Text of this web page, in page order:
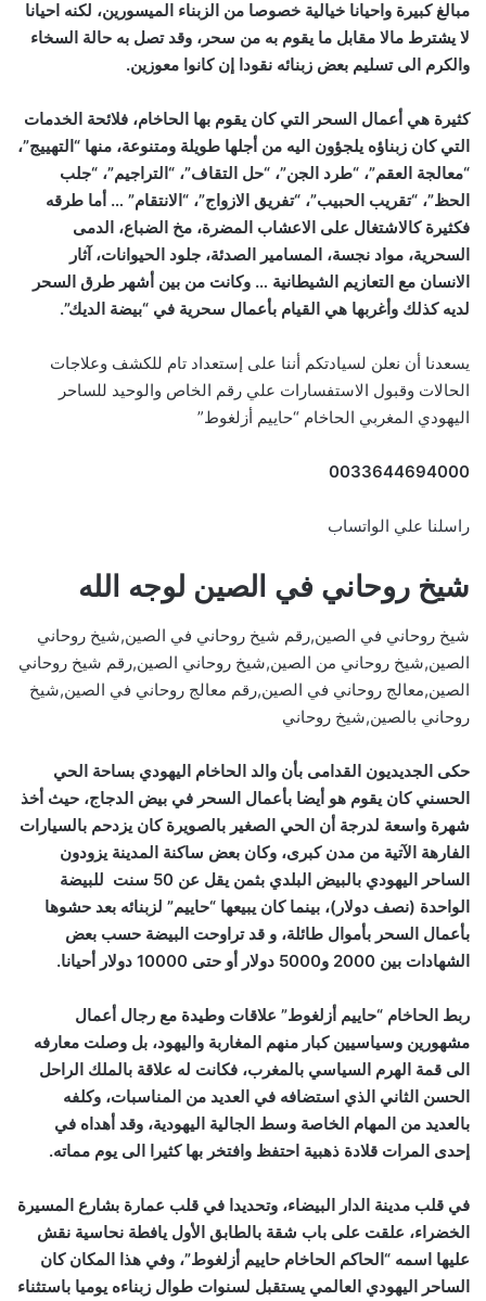
مبالغ كبيرة واحيانا خيالية خصوصا من الزبناء الميسورين، لكنه احيانا
لا يشترط مالا مقابل ما يقوم به من سحر، وقد تصل به حالة السخاء
والكرم الى تسليم بعض زبنائه نقودا إن كانوا معوزين.
كثيرة هي أعمال السحر التي كان يقوم بها الحاخام، فلائحة الخدمات
التي كان زبناؤه يلجؤون اليه من أجلها طويلة ومتنوعة، منها “التهييج”،
“معالجة العقم”، “طرد الجن”، “حل التقاف”، “التراجيم”، “جلب
الحظ”، “تقريب الحبيب”، “تفريق الازواج”، “الانتقام” … أما طرقه
فكثيرة كالاشتغال على الاعشاب المضرة، مخ الضباع، الدمى
السحرية، مواد نجسة، المسامير الصدئة، جلود الحيوانات، آثار
الانسان مع التعازيم الشيطانية … وكانت من بين أشهر طرق السحر
لديه كذلك وأغربها هي القيام بأعمال سحرية في “بيضة الديك”.
يسعدنا أن نعلن لسيادتكم أننا على إستعداد تام للكشف وعلاجات
الحالات وقبول الاستفسارات علي رقم الخاص والوحيد للساحر
اليهودي المغربي الحاخام “حاييم أزلغوط”
0033644694000
راسلنا علي الواتساب
شيخ روحاني في الصين لوجه الله
شيخ روحاني في الصين,رقم شيخ روحاني في الصين,شيخ روحاني
الصين,شيخ روحاني من الصين,شيخ روحاني الصين,رقم شيخ روحاني
الصين,معالج روحاني في الصين,رقم معالج روحاني في الصين,شيخ
روحاني بالصين,شيخ روحاني
حكى الجديديون القدامى بأن والد الحاخام اليهودي بساحة الحي
الحسني كان يقوم هو أيضا بأعمال السحر في بيض الدجاج، حيث أخذ
شهرة واسعة لدرجة أن الحي الصغير بالصويرة كان يزدحم بالسيارات
الفارهة الآتية من مدن كبرى، وكان بعض ساكنة المدينة يزودون
الساحر اليهودي بالبيض البلدي بثمن يقل عن 50 سنت للبيضة
الواحدة (نصف دولار)، بينما كان يبيعها “حاييم” لزبنائه بعد حشوها
بأعمال السحر بأموال طائلة، و قد تراوحت البيضة حسب بعض
الشهادات بين 2000 و5000 دولار أو حتى 10000 دولار أحيانا.
ربط الحاخام “حاييم أزلغوط” علاقات وطيدة مع رجال أعمال
مشهورين وسياسيين كبار منهم المغاربة واليهود، بل وصلت معارفه
الى قمة الهرم السياسي بالمغرب، فكانت له علاقة بالملك الراحل
الحسن الثاني الذي استضافه في العديد من المناسبات، وكلفه
بالعديد من المهام الخاصة وسط الجالية اليهودية، وقد أهداه في
إحدى المرات قلادة ذهبية احتفظ وافتخر بها كثيرا الى يوم مماته.
في قلب مدينة الدار البيضاء، وتحديدا في قلب عمارة بشارع المسيرة
الخضراء، علقت على باب شقة بالطابق الأول يافطة نحاسية نقش
عليها اسمه “الحاكم الحاخام حاييم أزلغوط”، وفي هذا المكان كان
الساحر اليهودي العالمي يستقبل لسنوات طوال زبناءه يوميا باستثناء